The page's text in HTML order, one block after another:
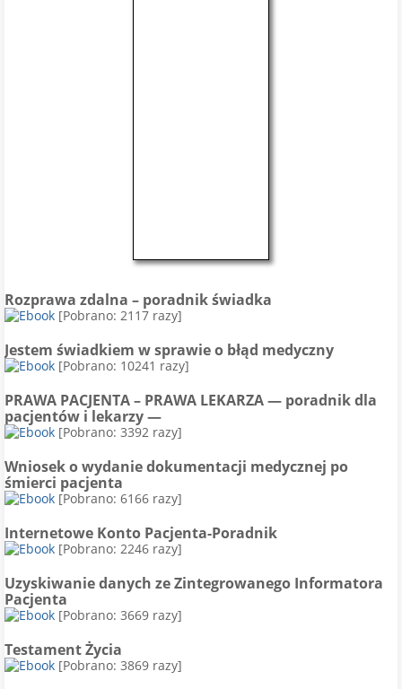
Rozprawa zdalna – poradnik świadka
[Pobrano: 2117 razy]
Jestem świadkiem w sprawie o błąd medyczny
[Pobrano: 10241 razy]
PRAWA PACJENTA – PRAWA LEKARZA — poradnik dla
pacjentów i lekarzy —
[Pobrano: 3392 razy]
Wniosek o wydanie dokumentacji medycznej po
śmierci pacjenta
[Pobrano: 6166 razy]
Internetowe Konto Pacjenta-Poradnik
[Pobrano: 2246 razy]
Uzyskiwanie danych ze Zintegrowanego Informatora
Pacjenta
[Pobrano: 3669 razy]
Testament Życia
[Pobrano: 3869 razy]